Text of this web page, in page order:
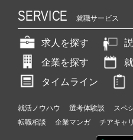
SERVICE 就職サービス
求人を探す
企業を探す
タイムライン
就活ノウハウ 選考体験談 スペ
転職相談
企業マンガ チアキャ